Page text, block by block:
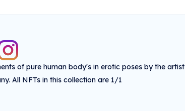
of pure human body's in erotic poses by the artist
All NFTs in this collection are 1/1